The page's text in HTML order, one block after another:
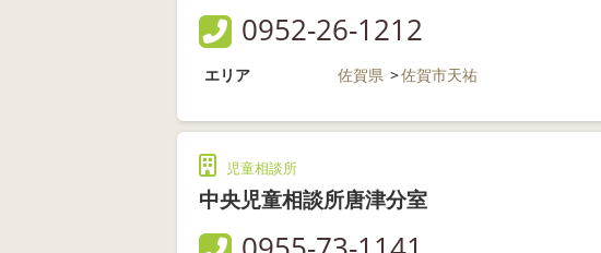
0952-26-1212
エリア 佐賀県 佐賀市天祐
児童相談所
中央児童相談所唐津分室